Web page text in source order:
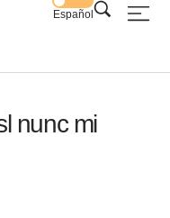
Español
nunc mi